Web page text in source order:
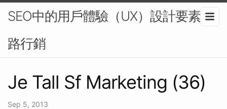
SEO中的用戶體驗（UX）設計要素-網
路行銷
Je Tall Sf Marketing (36)
Sep 5, 2013